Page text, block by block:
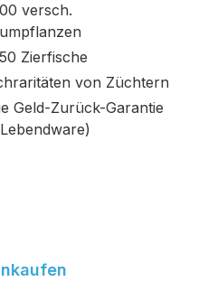
versch.
Zierfische
von Züchtern
Geld-Zurück-Garantie